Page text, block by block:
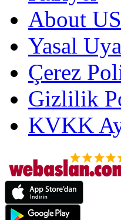
About US
Yasal
Çerez
Gizlilik
KVKK